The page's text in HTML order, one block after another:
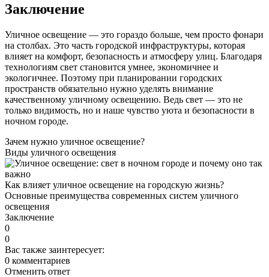
Заключение
Уличное освещение — это гораздо больше, чем просто фонари
на столбах. Это часть городской инфраструктуры, которая
влияет на комфорт, безопасность и атмосферу улиц. Благодаря
технологиям свет становится умнее, экономичнее и
экологичнее. Поэтому при планировании городских
пространств обязательно нужно уделять внимание
качественному уличному освещению. Ведь свет — это не
только видимость, но и наше чувство уюта и безопасности в
ночном городе.
Зачем нужно уличное освещение?
Виды уличного освещения
Как влияет уличное освещение на городскую жизнь?
Основные преимущества современных систем уличного
освещения
Заключение
0
0
Вас также заинтересует:
0 комментариев
Отменить ответ